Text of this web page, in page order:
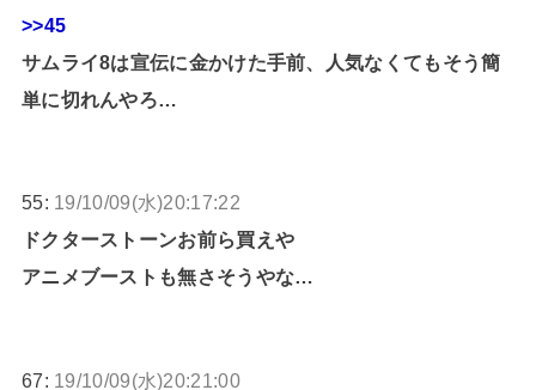
>>45
サムライ8は宣伝に金かけた手前、人気なくてもそう簡
単に切れんやろ…
55: 19/10/09(水)20:17:22
ドクターストーンお前ら買えや
アニメブーストも無さそうやな…
67: 19/10/09(水)20:21:00